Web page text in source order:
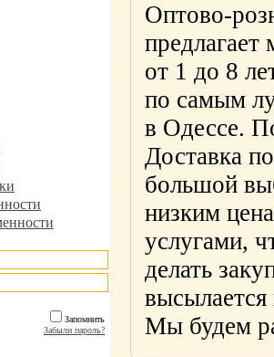
Запомнить
Забыли пароль?
Оптово-
от 1 до 8
по самым
в Одессе.
Доставка
большой
низким
услугами,
делать
Мы будем